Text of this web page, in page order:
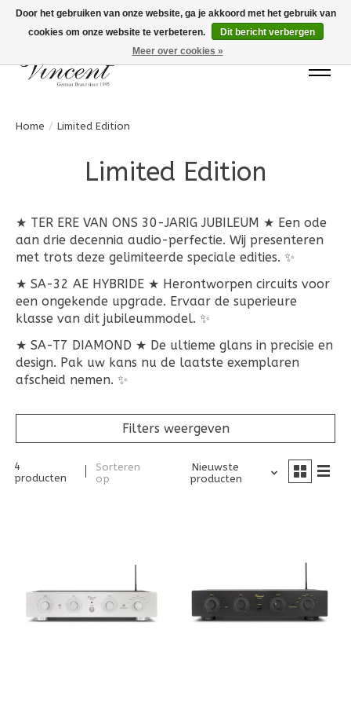
Bots Electronics T.+31 (0)40 20 71777
Home / Limited Edition
Limited Edition
★ TER ERE VAN ONS 30-JARIG JUBILEUM ★ Een ode
aan drie decennia audio-perfectie. Wij presenteren
met trots deze gelimiteerde speciale edities. ✨
★ SA-32 AE HYBRIDE ★ Herontworpen circuits voor
een ongekende upgrade. Ervaar de superieure
klasse van dit jubileummodel. ✨
★ SA-T7 DIAMOND ★ De ultieme glans in precisie en
design. Pak uw kans nu de laatste exemplaren
afscheid nemen. ✨
Filters weergeven
4
producten
Sorteren
op
Nieuwste
producten
Door het gebruiken van onze website, ga je akkoord met het gebruik van
cookies om onze website te verbeteren.
Dit bericht verbergen
Meer over cookies »